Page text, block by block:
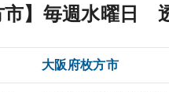
市】毎週水曜日
大阪府枚方市